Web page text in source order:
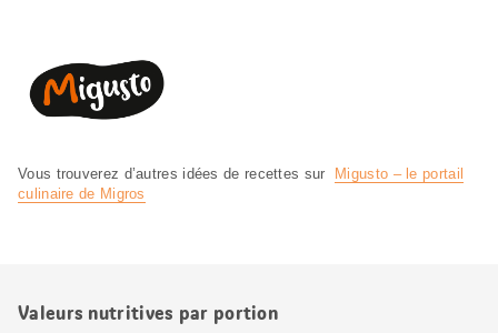
Vous trouverez d’autres idées de recettes sur
Migusto – le portail
culinaire de Migros
Valeurs nutritives par portion